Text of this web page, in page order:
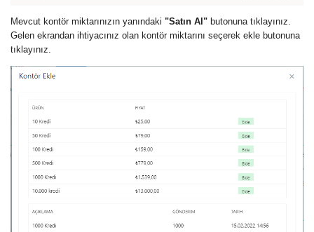
Mevcut kontör miktarınızın yanındaki "Satın Al" butonuna tıklayınız.
Gelen ekrandan ihtiyacınız olan kontör miktarını seçerek ekle butonuna
tıklayınız.